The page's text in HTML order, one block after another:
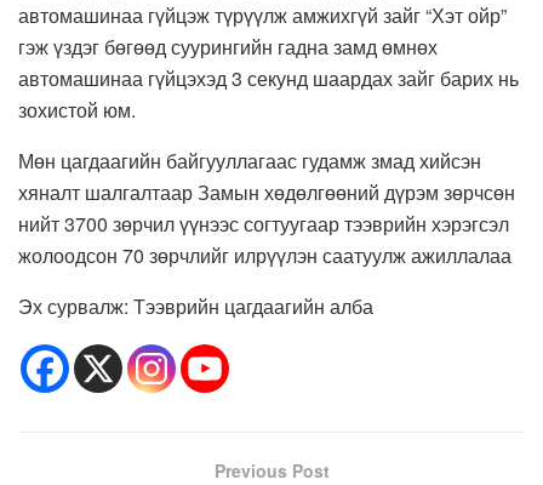
автомашинаа гүйцэж түрүүлж амжихгүй зайг “Хэт ойр”
гэж үздэг бөгөөд суурингийн гадна замд өмнөх
автомашинаа гүйцэхэд 3 секунд шаардах зайг барих нь
зохистой юм.
Мөн цагдаагийн байгууллагаас гудамж змад хийсэн
хяналт шалгалтаар Замын хөдөлгөөний дүрэм зөрчсөн
нийт 3700 зөрчил үүнээс согтуугаар тээврийн хэрэгсэл
жолоодсон 70 зөрчлийг илрүүлэн саатуулж ажиллалаа
Эх сурвалж: Тээврийн цагдаагийн алба
Previous Post